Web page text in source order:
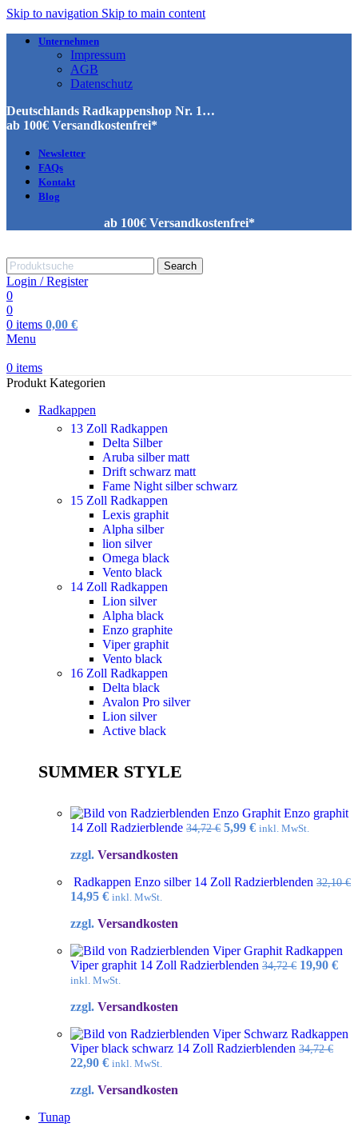
Skip to navigation Skip to main content
Unternehmen
Impressum
AGB
Datenschutz
Deutschlands Radkappenshop Nr. 1…
ab 100€ Versandkostenfrei*
Newsletter
FAQs
Kontakt
Blog
ab 100€ Versandkostenfrei*
Search
Login / Register
0
0
0 items 0,00 €
Menu
0 items
Produkt Kategorien
Radkappen
13 Zoll Radkappen
Delta Silber
Aruba silber matt
Drift schwarz matt
Fame Night silber schwarz
15 Zoll Radkappen
Lexis graphit
Alpha silber
lion silver
Omega black
Vento black
14 Zoll Radkappen
Lion silver
Alpha black
Enzo graphite
Viper graphit
Vento black
16 Zoll Radkappen
Delta black
Avalon Pro silver
Lion silver
Active black
SUMMER STYLE
Enzo graphit
14 Zoll Radzierblende 34,72€ Ursprünglicher
5,99 €Aktueller
inkl. MwSt.
zzgl. Versandkosten
Radkappen Enzo silber 14 Zoll Radzierblenden 32,10€
Ursprünglicher
war:
14,95 €Aktueller
ist:
inkl. MwSt.
zzgl. Versandkosten
Radkappen
Viper graphit 14 Zoll Radzierblenden 34,72€ 19,90 €
inkl. MwSt.
zzgl. Versandkosten
Radkappen
Viper black schwarz 14 Zoll Radzierblenden 34,72€
Ursprünglicher
war:
22,90 €Aktueller
ist:
inkl. MwSt.
zzgl. Versandkosten
Tunap